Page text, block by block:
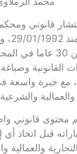
قانوني
لأكثر من 30 عاما
القانونية
مع خبرة واسعة في
والشرعية
محتوى قانوني
قبل اتخاذ
والعمالية